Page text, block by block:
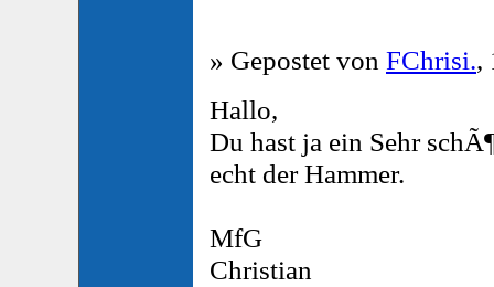
» Gepostet von FChrisi.,
Hallo,
Du hast ja ein Sehr
echt der Hammer.
MfG
Christian